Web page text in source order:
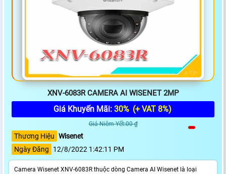
XNV-6083R CAMERA AI WISENET 2MP
Giá Khuyến Mãi: 30% (+ VAT 8%)
Giá Niêm Yết:00 ₫
Thương Hiệu Wisenet
Ngày Đăng
12/8/2022 1:42:11 PM
Camera Wisenet XNV-6083R thuộc dòng Camera AI Wisenet là loại